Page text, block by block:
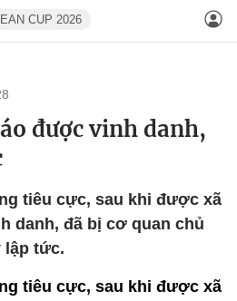
CUP 2026
được vinh danh,
tiêu cực, sau khi được xã
danh, đã bị cơ quan chủ
lập tức.
tiêu cực, sau khi được xã